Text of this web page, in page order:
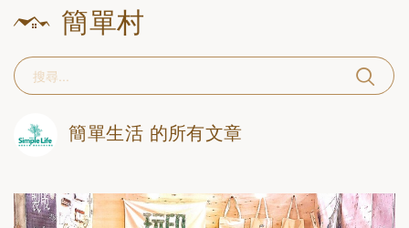
簡單村
簡單生活 的所有文章